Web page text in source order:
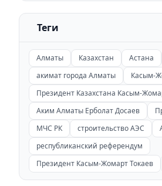
Теги
Алматы Казахстан Астана
акимат города Алматы
Касым-
Президент Казахстана Касым-
Аким Алматы Ерболат Досаев
МЧС РК
строительство АЭС
республиканский референдум
Президент Касым-Жомарт Токаев